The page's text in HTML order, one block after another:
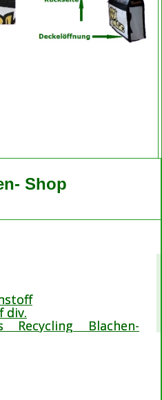
Shop
div.
Recycling Blachen-